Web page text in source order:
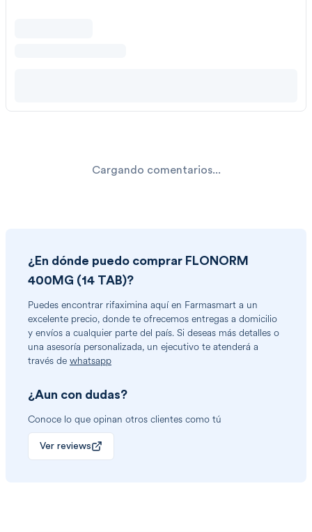
Cargando comentarios...
¿En dónde puedo comprar FLONORM
400MG (14 TAB)?
Puedes encontrar rifaximina aquí en Farmasmart a un
excelente precio, donde te ofrecemos entregas a domicilio
y envíos a cualquier parte del país. Si deseas más detalles o
una asesoría personalizada, un ejecutivo te atenderá a
través de whatsapp
¿Aun con dudas?
Conoce lo que opinan otros clientes como tú
Ver reviews